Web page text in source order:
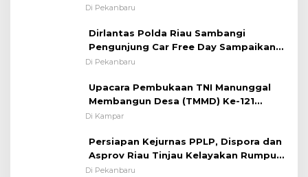
System OMP LK ²024 Polsek Rumbai,
Pentingnya Memelihara dan Menjaga
Situasi Kondusif
Di Pekanbaru
Dirlantas Polda Riau Sambangi
Pengunjung Car Free Day Sampaikan
Pesan Edukasi Kamtibmas &
Di Pekanbaru
Upacara Pembukaan TNI Manunggal
Membangun Desa (TMMD) Ke-121
Kodim 0313/KPR Tahun 2024) ?
Di Kampar
Persiapan Kejurnas PPLP, Dispora dan
Asprov Riau Tinjau Kelayakan Rumput
Lapangan Sepakbola
Di Pekanbaru